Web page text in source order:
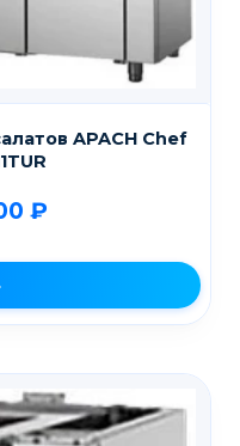
APACH Chef
₽